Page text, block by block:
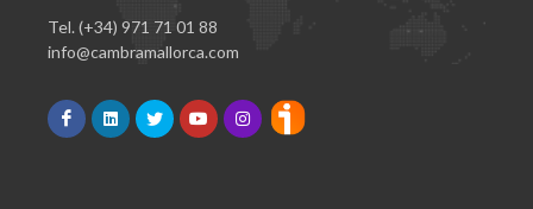
Tel. (+34) 971 71 01 88
info@cambramallorca.com